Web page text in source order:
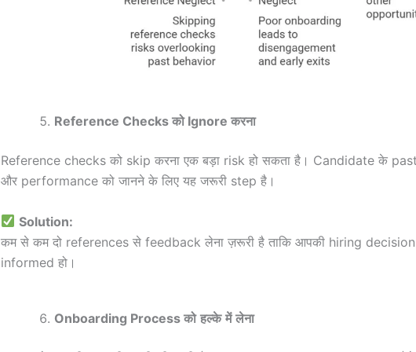
Reference Checks कोIgnore करना
Reference checks को skip करना एक बड़ा risk हो सकता है। Candidate के
और performance को जानने के लिए यह जरूरी step है।
Solution:
कम से कम दो references से feedback लेना ज़रूरी है ताकि आपकी hiring
informed हो।
Onboarding Process को हल्के में लेना